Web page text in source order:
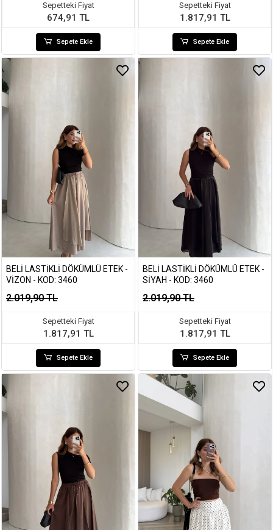
Sepetteki Fiyat
674,91 TL
Sepete Ekle
Sepetteki Fiyat
1.817,91 TL
Sepete Ekle
BELI LASTIKLI DÖKÜMLÜ ETEK -
VIZON - KOD: 3460
2.019,90 TL
Sepetteki Fiyat
1.817,91 TL
Sepete Ekle
BELI LASTIKLI DÖKÜMLÜ ETEK -
SIYAH - KOD: 3460
2.019,90 TL
Sepetteki Fiyat
1.817,91 TL
Sepete Ekle